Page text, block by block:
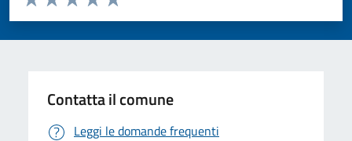
Valuta 5 stelle su 5
Valuta 4 stelle su 5
Valuta 3 stelle su 5
Valuta 2 stelle su 5
Valuta 1 stelle su 5
Contatta il comune
Leggi le domande frequenti